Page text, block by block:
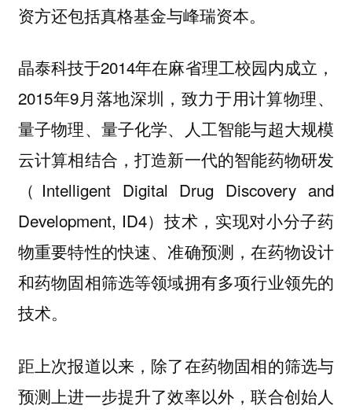
资方还包括真格基金与峰瑞资本。
晶泰科技于2014年在麻省理工校园内成立，
2015年9月落地深圳，致力于用计算物理、
量子物理、量子化学、人工智能与超大规模
云计算相结合，打造新一代的智能药物研发
（Intelligent Digital Drug Discovery and
Development, ID4）技术，实现对小分子药
物重要特性的快速、准确预测，在药物设计
和药物固相筛选等领域拥有多项行业领先的
技术。
距上次报道以来，除了在药物固相的筛选与
预测上进一步提升了效率以外，联合创始人